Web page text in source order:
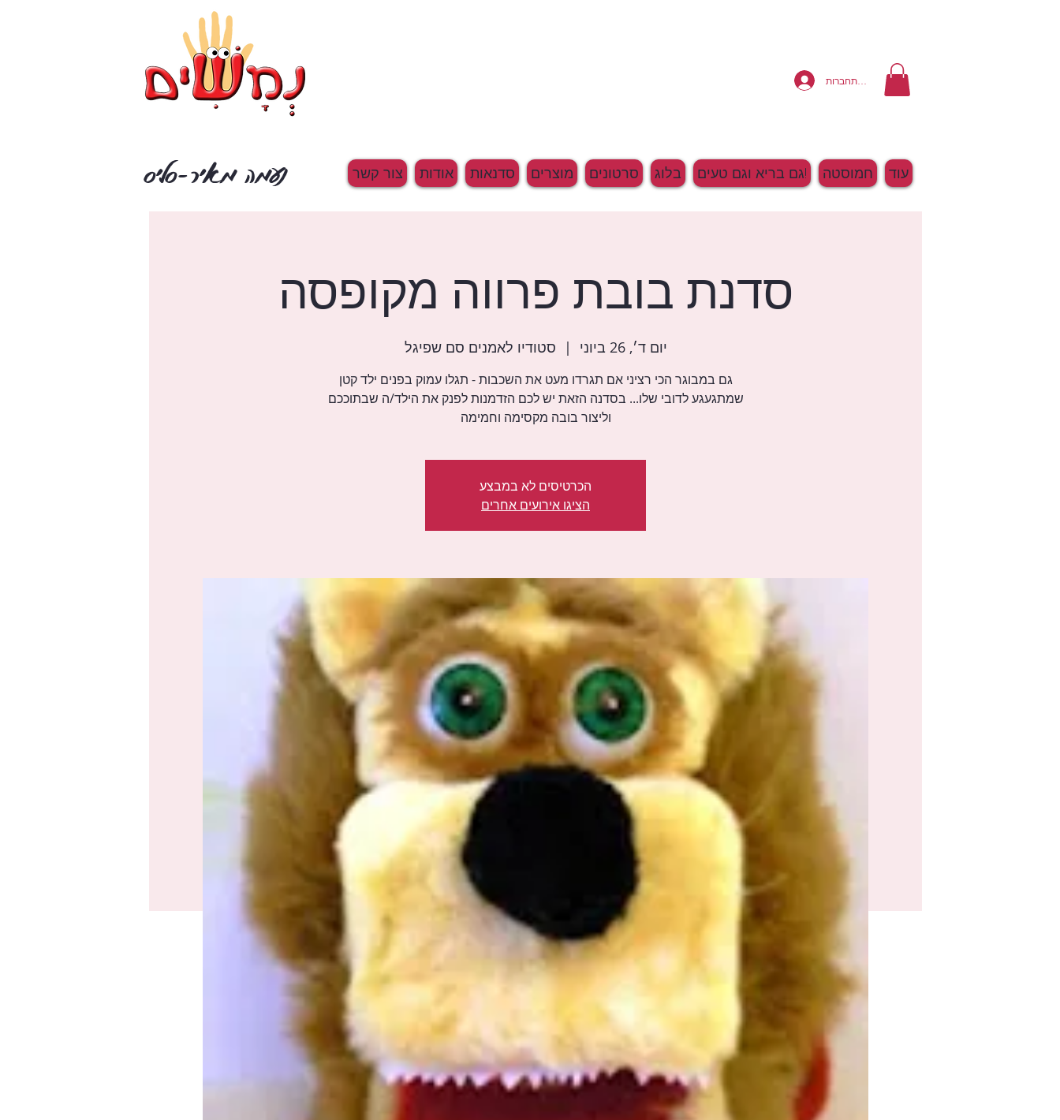
נעמה מאיר-סליס
להתחברות
צור קשר אודות סדנאות מוצרים סרטונים בלוג גם בריא וגם טעים! חמוסטה עוד
סדנת בובת פרווה מקופסה
יום ד׳, 26 ביוני
  |
סטודיו לאמנים סם שפיגל
גם במבוגר הכי רציני אם תגרדו מעט את השכבות - תגלו עמוק בפנים ילד קטן
שמתגעגע לדובי שלו... בסדנה הזאת יש לכם הזדמנות לפנק את הילד/ה שבתוככם
וליצור בובה מקסימה וחמימה
הכרטיסים לא במבצע
הציגו אירועים אחרים